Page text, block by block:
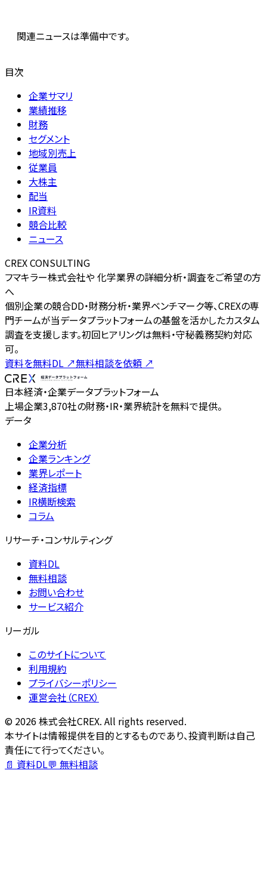
関連ニュースは準備中です。
目次
企業サマリ
業績推移
財務
セグメント
地域別売上
従業員
大株主
配当
IR資料
競合比較
ニュース
CREX CONSULTING
フマキラー株式会社や 化学業界の詳細分析・調査をご希望の方
へ
個別企業の競合DD・財務分析・業界ベンチマーク等、CREXの専
門チームが当データプラットフォームの基盤を活かしたカスタム
調査を支援します。初回ヒアリングは無料・守秘義務契約対応
可。
資料を無料DL ↗無料相談を依頼 ↗
日本経済・企業データプラットフォーム
上場企業3,870社の財務・IR・業界統計を無料で提供。
データ
企業分析
企業ランキング
業界レポート
経済指標
IR横断検索
コラム
リサーチ・コンサルティング
資料DL
無料相談
お問い合わせ
サービス紹介
リーガル
このサイトについて
利用規約
プライバシーポリシー
運営会社（CREX）
© 2026株式会社CREX. All rights reserved.
本サイトは情報提供を目的とするものであり、投資判断は自己
責任にて行ってください。
📄 資料DL💬 無料相談